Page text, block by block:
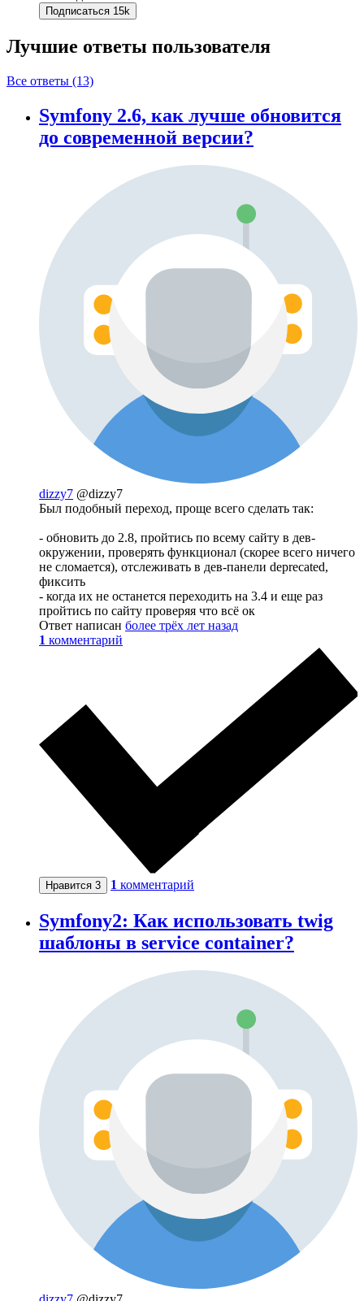
Подписаться 15k
Лучшие ответы пользователя
Все ответы (13)
Symfony 2.6, как лучше обновится
до современной версии?
dizzy7 @dizzy7
Был подобный переход, проще всего сделать так:
- обновить до 2.8, пройтись по всему сайту в дев-
окружении, проверять функционал (скорее всего ничего
не сломается), отслеживать в дев-панели deprecated,
фиксить
- когда их не останется переходить на 3.4 и еще раз
пройтись по сайту проверяя что всё ок
Ответ написан более трёх лет назад
1 комментарий
Нравится 3 1 комментарий
Symfony2: Как использовать twig
шаблоны в service container?